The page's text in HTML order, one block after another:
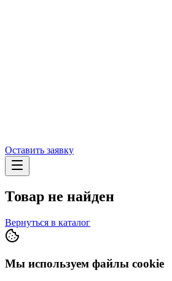
Оставить заявку
Товар не найден
Вернуться в каталог
Мы используем файлы cookie